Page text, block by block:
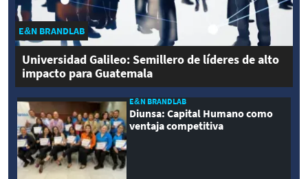
E&N BRANDLAB
Universidad Galileo: Semillero de líderes de alto
impacto para Guatemala
E&N BRANDLAB
Diunsa: Capital Humano como
ventaja competitiva